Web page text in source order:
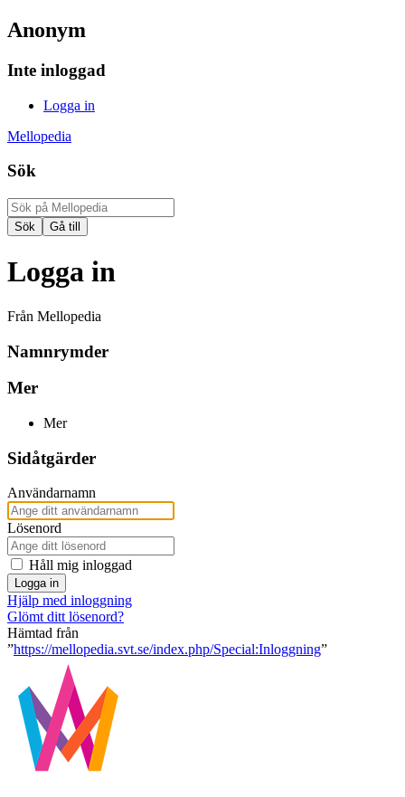
Anonym
Inte inloggad
Logga in
Mellopedia
Sök
Logga in
Från Mellopedia
Namnrymder
Mer
Mer
Sidåtgärder
Användarnamn
Lösenord
Håll mig inloggad
Logga in
Hjälp med inloggning
Glömt ditt lösenord?
Hämtad från
”https://mellopedia.svt.se/index.php/Special:Inloggning”